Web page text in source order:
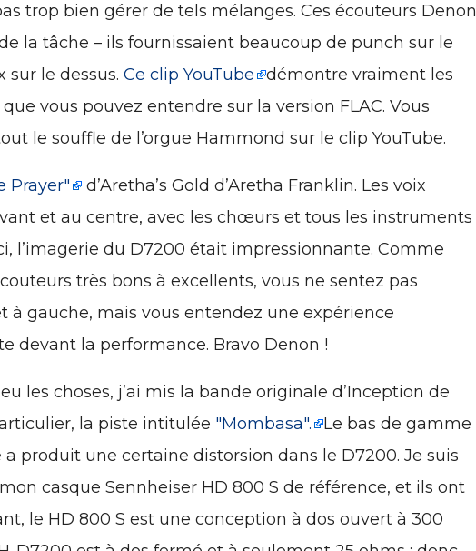
trop bien gérer de tels mélanges. Ces écouteurs Denon
la tâche – ils fournissaient beaucoup de punch sur le
sur le dessus. Ce clip YouTube
démontre vraiment les
vous pouvez entendre sur la version FLAC. Vous
le souffle de l’orgue Hammond sur le clip YouTube.
Prayer"
d’Aretha’s Gold d’Aretha Franklin. Les voix
et au centre, avec les chœurs et tous les instruments
l’imagerie du D7200 était impressionnante. Comme
très bons à excellents, vous ne sentez pas
à gauche, mais vous entendez une expérience
devant la performance. Bravo Denon !
les choses, j’ai mis la bande originale d’Inception de
la piste intitulée "Mombasa".
Le bas de gamme
produit une certaine distorsion dans le D7200. Je suis
casque Sennheiser HD 800 S de référence, et ils ont
le HD 800 S est une conception à dos ouvert à 300